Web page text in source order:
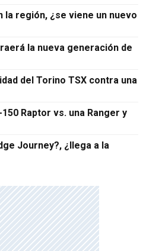
la región, ¿se viene un nuevo
la nueva generación de
del Torino TSX contra una
Raptor vs. una Ranger y
Journey?, ¿llega a la